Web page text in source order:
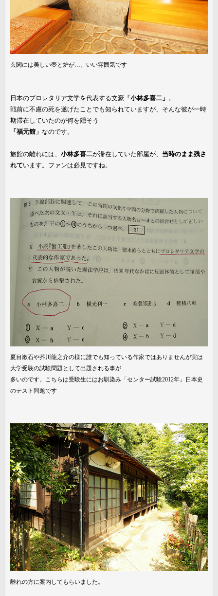
玄関には美しい壺と炉が…。いい雰囲気です
日本のプロレタリア文学を代表する文豪 「小林多喜二」 。
戦前に不慮の死を遂げたことでも知られていますが、そんな彼が一時
期滞在していたのが何を隠そう
「福元館」 なのです。
旅館の離れには、 小林多喜二が滞在していた部屋が、 当時のまま残さ
れています。ファンは必見ですね。
夏目漱石や芥川龍之介の様に誰でも知っている作家ではありませんが実は
大学受験の試験問題として出題される事が
多いのです。こちらは受験生にはお馴染み「センター試験2012年」日本史
のテスト問題です
離れの方に案内してもらいました。